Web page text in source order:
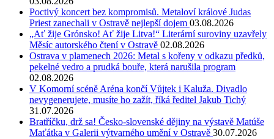
Poctivý koncert bez kompromisů. Metaloví králové Judas
Priest zanechali v Ostravě nejlepší dojem 03.08.2026
„Ať žije Grónsko! Ať žije Litva!“ Literární suroviny uzavřely
Měsíc autorského čtení v Ostravě 02.08.2026
Ostrava v plamenech 2026: Metal s kořeny v odkazu předků,
pekelné vedro a prudká bouře, která narušila program
02.08.2026
V Komorní scéně Aréna končí Vůjtek i Kaluža. Divadlo
nevygenerujete, musíte ho zažít, říká ředitel Jakub Tichý
31.07.2026
Bratříčku, drž sa! Česko-slovenské dějiny na výstavě Matúše
Maťátka v Galerii výtvarného umění v Ostravě 30.07.2026